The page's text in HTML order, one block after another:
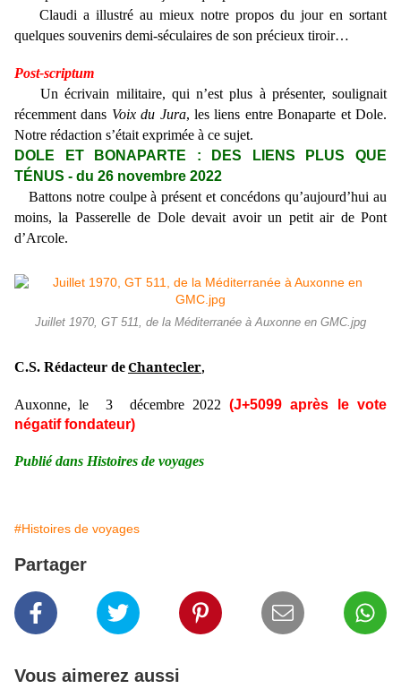
Claudi a illustré au mieux notre propos du jour en sortant
quelques souvenirs demi-séculaires de son précieux tiroir…
Post-scriptum
Un écrivain militaire, qui n’est plus à présenter, soulignait
récemment dans Voix du Jura, les liens entre Bonaparte et Dole.
Notre rédaction s’était exprimée à ce sujet.
DOLE ET BONAPARTE : DES LIENS PLUS QUE
TÉNUS - du 26 novembre 2022
Battons notre coulpe à présent et concédons qu’aujourd’hui au
moins, la Passerelle de Dole devait avoir un petit air de Pont
d’Arcole.
Juillet 1970, GT 511, de la Méditerranée à Auxonne en GMC.jpg
C.S. Rédacteur deChantecler,
Auxonne, le 3 décembre2022 (J+5099après le vote
négatif fondateur)
Publié dans Histoires de voyages
#Histoires de voyages
Partager
Vous aimerez aussi